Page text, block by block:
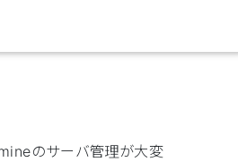
のサーバ管理が大変